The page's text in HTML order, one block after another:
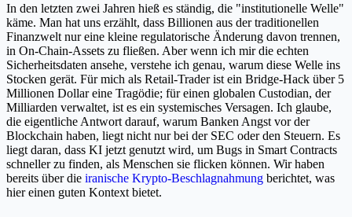
In den letzten zwei Jahren hieß es ständig, die "institutionelle Welle"
käme. Man hat uns erzählt, dass Billionen aus der traditionellen
Finanzwelt nur eine kleine regulatorische Änderung davon trennen,
in On-Chain-Assets zu fließen. Aber wenn ich mir die echten
Sicherheitsdaten ansehe, verstehe ich genau, warum diese Welle ins
Stocken gerät. Für mich als Retail-Trader ist ein Bridge-Hack über 5
Millionen Dollar eine Tragödie; für einen globalen Custodian, der
Milliarden verwaltet, ist es ein systemisches Versagen. Ich glaube,
die eigentliche Antwort darauf, warum Banken Angst vor der
Blockchain haben, liegt nicht nur bei der SEC oder den Steuern. Es
liegt daran, dass KI jetzt genutzt wird, um Bugs in Smart Contracts
schneller zu finden, als Menschen sie flicken können. Wir haben
bereits über die iranische Krypto-Beschlagnahmung berichtet, was
hier einen guten Kontext bietet.